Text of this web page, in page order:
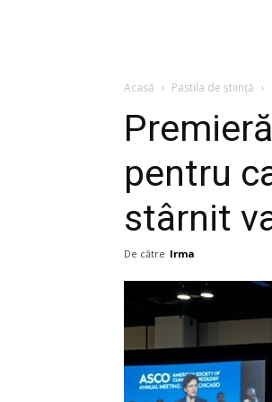
Acasă Pastila de știință
pentru
stârnit
De către Irma